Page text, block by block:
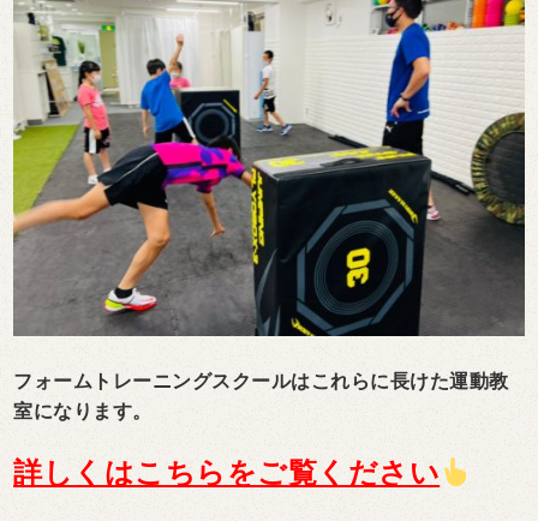
フォームトレーニングスクールはこれらに長けた運動教
室になります。
詳しくはこちらをご覧ください